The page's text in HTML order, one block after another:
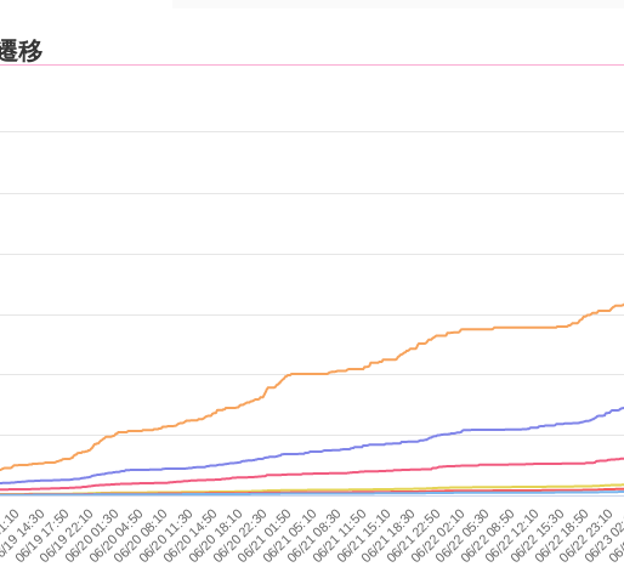
移
06/21 08:30
14:30
06/19 17:50
06/19 22:10
06/20 01:30
06/20 04:50
06/20 08:10
06/20 11:30
06/20 14:50
06/20 18:10
06/20 22:30
06/21 01:50
06/21 05:1006/21 11:50
06/21 15:10
06/21 18:30
06/21 22:50
06/22 02:10
06/22 05:30
06/22 08:50
06/22 12:10
06/22 15:30
06/22 18:50
06/22 23:10
06/23